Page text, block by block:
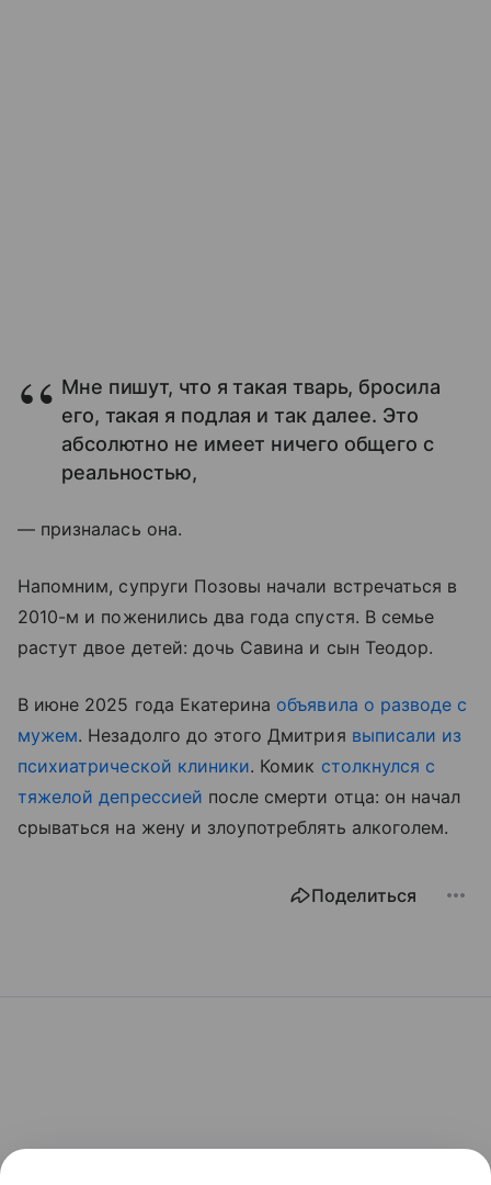
Мне пишут, что я такая тварь, бросила
его, такая я подлая и так далее. Это
абсолютно не имеет ничего общего с
реальностью,
— призналась она.
Напомним, супруги Позовы начали встречаться в
2010-м и поженились два года спустя. В семье
растут двое детей: дочь Савина и сын Теодор.
В июне 2025 года Екатерина объявила о разводе с
мужем. Незадолго до этого Дмитрия выписали из
психиатрической клиники. Комик столкнулся с
тяжелой депрессией после смерти отца: он начал
срываться на жену и злоупотреблять алкоголем.
Поделиться